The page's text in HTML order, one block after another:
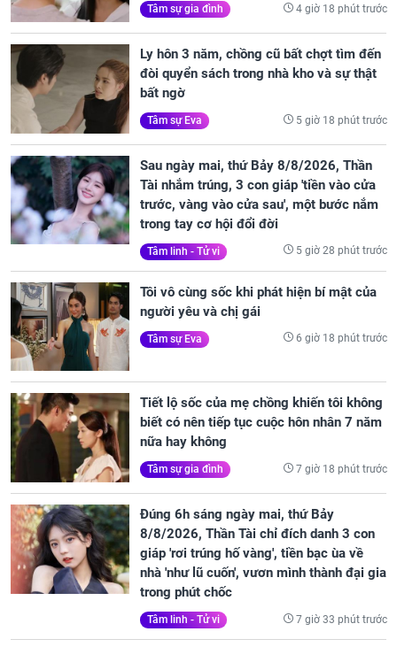
Tâm sự gia đình 4 giờ 18 phút trước
Ly hôn 3 năm, chồng cũ bất chợt tìm đến
đòi quyển sách trong nhà kho và sự thật
bất ngờ
Tâm sự Eva 5 giờ 18 phút trước
Sau ngày mai, thứ Bảy 8/8/2026, Thần
Tài nhắm trúng, 3 con giáp 'tiền vào cửa
trước, vàng vào cửa sau', một bước nắm
trong tay cơ hội đổi đời
Tâm linh - Tử vi 5 giờ 28 phút trước
Tôi vô cùng sốc khi phát hiện bí mật của
người yêu và chị gái
Tâm sự Eva 6 giờ 18 phút trước
Tiết lộ sốc của mẹ chồng khiến tôi không
biết có nên tiếp tục cuộc hôn nhân 7 năm
nữa hay không
Tâm sự gia đình 7 giờ 18 phút trước
Đúng 6h sáng ngày mai, thứ Bảy
8/8/2026, Thần Tài chỉ đích danh 3 con
giáp 'rơi trúng hố vàng', tiền bạc ùa về
nhà 'như lũ cuốn', vươn mình thành đại gia
trong phút chốc
Tâm linh - Tử vi 7 giờ 33 phút trước